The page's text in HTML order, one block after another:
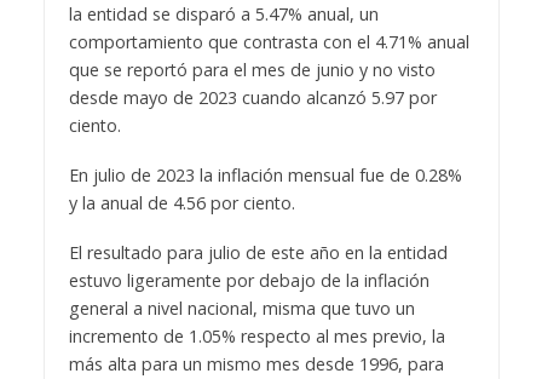
la entidad se disparó a 5.47% anual, un
comportamiento que contrasta con el 4.71% anual
que se reportó para el mes de junio y no visto
desde mayo de 2023 cuando alcanzó 5.97 por
ciento.
En julio de 2023 la inflación mensual fue de 0.28%
y la anual de 4.56 por ciento.
El resultado para julio de este año en la entidad
estuvo ligeramente por debajo de la inflación
general a nivel nacional, misma que tuvo un
incremento de 1.05% respecto al mes previo, la
más alta para un mismo mes desde 1996, para